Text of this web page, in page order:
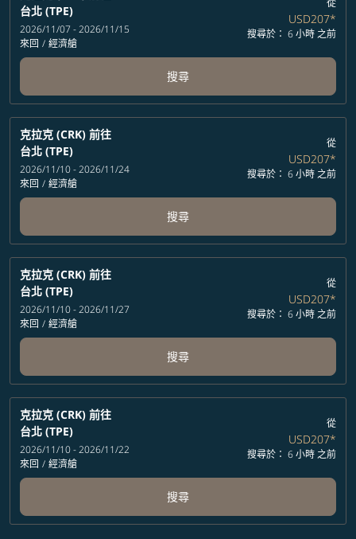
台北 (TPE)
2026/11/07 - 2026/11/15
來回 / 經濟艙
USD207*
搜尋於： 6 小時 之前
搜尋
克拉克 (CRK) 前往
台北 (TPE)
2026/11/10 - 2026/11/24
來回 / 經濟艙
從
USD207*
搜尋於： 6 小時 之前
搜尋
克拉克 (CRK) 前往
台北 (TPE)
2026/11/10 - 2026/11/27
來回 / 經濟艙
從
USD207*
搜尋於： 6 小時 之前
搜尋
克拉克 (CRK) 前往
台北 (TPE)
2026/11/10 - 2026/11/22
來回 / 經濟艙
從
USD207*
搜尋於： 6 小時 之前
搜尋